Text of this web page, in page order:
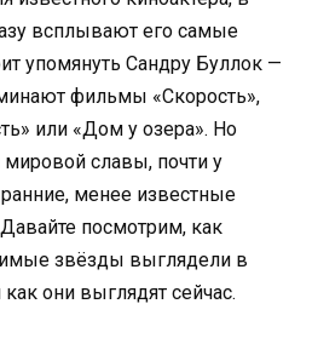
всплывают его самые
упомянуть Сандру Буллок —
фильмы «Скорость»,
или «Дом у озера». Но
славы, почти у
менее известные
посмотрим, как
звёзды выглядели в
они выглядят сейчас.